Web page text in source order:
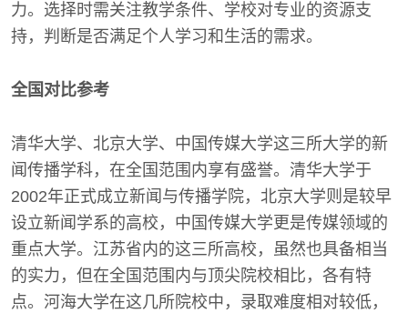
力。选择时需关注教学条件、学校对专业的资源支
持，判断是否满足个人学习和生活的需求。
全国对比参考
清华大学、北京大学、中国传媒大学这三所大学的新
闻传播学科，在全国范围内享有盛誉。清华大学于
2002年正式成立新闻与传播学院，北京大学则是较早
设立新闻学系的高校，中国传媒大学更是传媒领域的
重点大学。江苏省内的这三所高校，虽然也具备相当
的实力，但在全国范围内与顶尖院校相比，各有特
点。河海大学在这几所院校中，录取难度相对较低，